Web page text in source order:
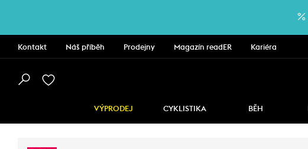
Kontakt Náš příběh Prodejny Magazín readER Kariéra
VÝPRODEJ CYKLISTIKA BĚH